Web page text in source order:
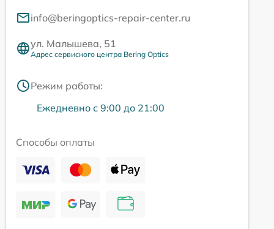
info@beringoptics-repair-center.ru
ул. Малышева, 51
Адрес сервисного центра Bering Optics
Режим работы:
Ежедневно с 9:00 до 21:00
Способы оплаты